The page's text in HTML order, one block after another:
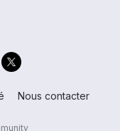
Nous contacter